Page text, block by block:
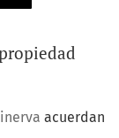
acuerdan